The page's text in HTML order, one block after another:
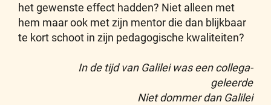
het gewenste effect hadden? Niet alleen met
hem maar ook met zijn mentor die dan blijkbaar
te kort schoot in zijn pedagogische kwaliteiten?
In de tijd van Galilei was een collega-
geleerde
Niet dommer dan Galilei